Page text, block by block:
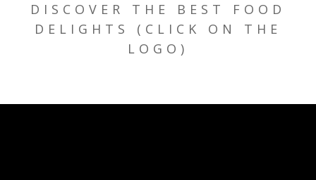
DISCOVER THE BEST FOOD
DELIGHTS (CLICK ON THE
LOGO)